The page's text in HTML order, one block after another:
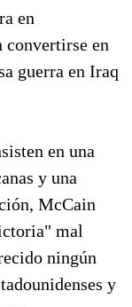
en
convertirse en
guerra en Iraq
en una
y una
McCain
mal
ningún
y